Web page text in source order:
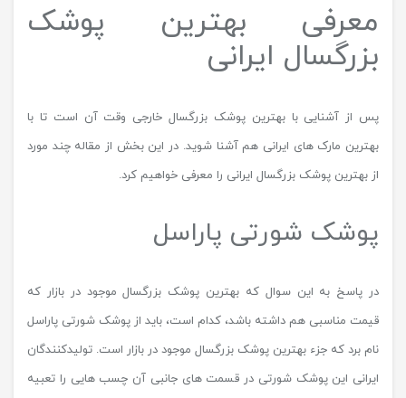
معرفی بهترین پوشک
بزرگسال ایرانی
پس از آشنایی با بهترین پوشک بزرگسال خارجی وقت آن است تا با
بهترین مارک های ایرانی هم آشنا شوید. در این بخش از مقاله چند مورد
از بهترین پوشک بزرگسال ایرانی را معرفی خواهیم کرد.
پوشک شورتی پاراسل
در پاسخ به این سوال که بهترین پوشک بزرگسال موجود در بازار که
قیمت مناسبی هم داشته باشد، کدام است، باید از پوشک شورتی پاراسل
نام برد که جزء بهترین پوشک بزرگسال موجود در بازار است. تولیدکنندگان
ایرانی این پوشک شورتی در قسمت های جانبی آن چسب هایی را تعبیه